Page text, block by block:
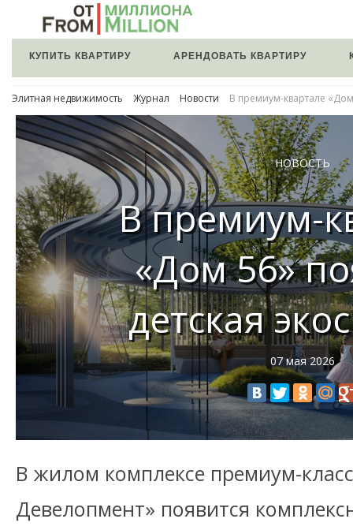
КУПИТЬ КВАРТИРУ АРЕНДОВАТЬ КВАРТИРУ
Элитная недвижимость Журнал Новости В премиум-квартале «Дом
НОВОСТЬ
В премиум-
«Дом 56»
детская
07 мая 2026
В жилом комплексе премиум-
Девелопмент» появится